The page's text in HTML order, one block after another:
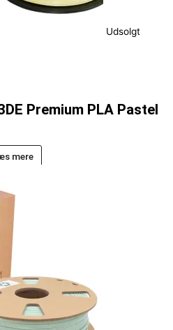
Udsolgt
Premium PLA Pastel
mere